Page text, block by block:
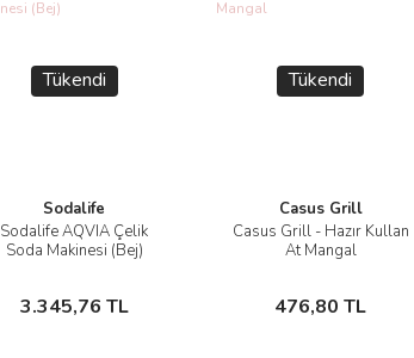
Tükendi
Sodalife
Sodalife AQVIA Çelik
Soda Makinesi (Bej)
3.345,76 TL
İncele
Stokta Yok
Tükendi
Casus Grill
Casus Grill - Hazır Kullan
At Mangal
476,80 TL
İncele
Stokta Yok